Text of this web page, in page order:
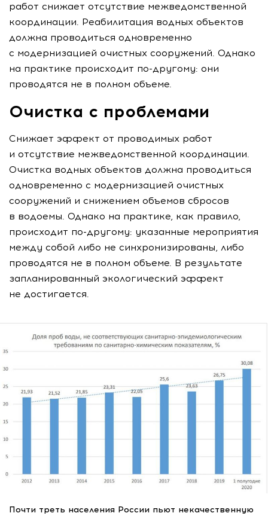
работ снижает отсутствие межведомственной
координации. Реабилитация водных объектов
должна проводиться одновременно
с модернизацией очистных сооружений. Однако
на практике происходит по-другому: они
проводятся не в полном объеме.
Очистка с проблемами
Снижает эффект от проводимых работ
и отсутствие межведомственной координации.
Очистка водных объектов должна проводиться
одновременно с модернизацией очистных
сооружений и снижением объемов сбросов
в водоемы. Однако на практике, как правило,
происходит по-другому: указанные мероприятия
между собой либо не синхронизированы, либо
проводятся не в полном объеме. В результате
запланированный экологический эффект
не достигается.
Почти треть населения России пьют некачественную